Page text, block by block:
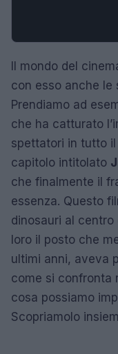
Il mondo del
con esso anche le
Prendiamo ad
che ha catturato
spettatori in tutto
capitolo intitolato
che finalmente il
essenza. Questo
dinosauri al
loro il posto che
ultimi anni, aveva
come si confronta
cosa possiamo
Scopriamolo